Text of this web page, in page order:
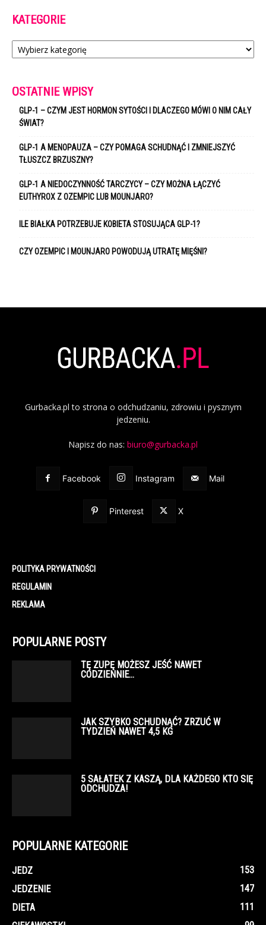
KATEGORIE
Kategorie
OSTATNIE WPISY
GLP-1 – CZYM JEST HORMON SYTOŚCI I DLACZEGO MÓWI O NIM CAŁY
ŚWIAT?
GLP-1 A MENOPAUZA – CZY POMAGA SCHUDNĄĆ I ZMNIEJSZYĆ
TŁUSZCZ BRZUSZNY?
GLP-1 A NIEDOCZYNNOŚĆ TARCZYCY – CZY MOŻNA ŁĄCZYĆ
EUTHYROX Z OZEMPIC LUB MOUNJARO?
ILE BIAŁKA POTRZEBUJE KOBIETA STOSUJĄCA GLP-1?
CZY OZEMPIC I MOUNJARO POWODUJĄ UTRATĘ MIĘŚNI?
Gurbacka.pl to strona o odchudzaniu, zdrowiu i pysznym
jedzeniu.
Napisz do nas: biuro@gurbacka.pl
Facebook Instagram Mail
Pinterest X
POLITYKA PRYWATNOŚCI
REGULAMIN
REKLAMA
POPULARNE POSTY
TĘ ZUPĘ MOŻESZ JEŚĆ NAWET
CODZIENNIE…
JAK SZYBKO SCHUDNĄĆ? ZRZUĆ W
TYDZIEŃ NAWET 4,5 KG
5 SAŁATEK Z KASZĄ, DLA KAŻDEGO KTO SIĘ
ODCHUDZA!
POPULARNE KATEGORIE
JEDZ
153
JEDZENIE
147
DIETA
111